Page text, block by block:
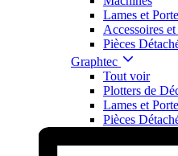
Lames et
Accessoires
Pièces
Graphtec
Tout voir
Plotters de
Lames et
Pièces